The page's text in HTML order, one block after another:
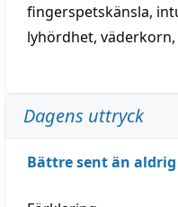
fingerspetskänsla,
lyhördhet, väderkorn,
Dagens uttryck
Bättre sent än aldrig